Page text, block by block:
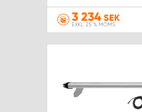
3 234 SEK
EXKL. 25 % MOMS